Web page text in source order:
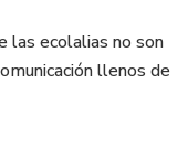
las ecolalias no son
llenos de